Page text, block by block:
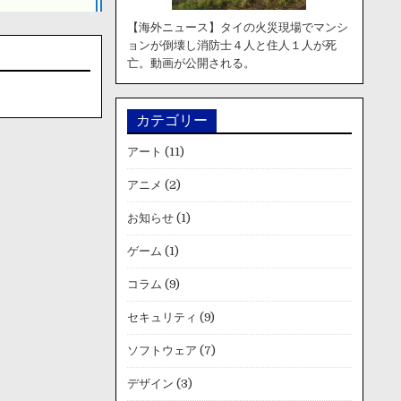
【海外ニュース】タイの火災現場でマンシ
ョンが倒壊し消防士４人と住人１人が死
亡。動画が公開される。
カテゴリー
アート (11)
アニメ (2)
お知らせ(1)
ゲーム (1)
コラム (9)
セキュリティ (9)
ソフトウェア (7)
デザイン (3)